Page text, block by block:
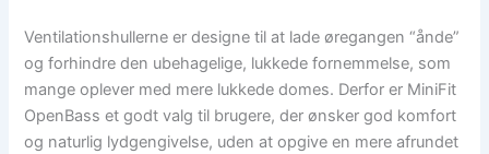
Ventilationshullerne er designe til at lade øregangen “ånde”
og forhindre den ubehagelige, lukkede fornemmelse, som
mange oplever med mere lukkede domes. Derfor er MiniFit
OpenBass et godt valg til brugere, der ønsker god komfort
og naturlig lydgengivelse, uden at opgive en mere afrundet